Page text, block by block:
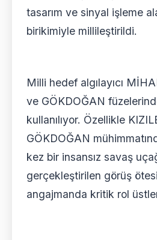
tasarım ve sinyal işleme
birikimiyle millileştirildi.
Milli hedef algılayıcı
ve GÖKDOĞAN
kullanılıyor. Özellikle
GÖKDOĞAN
kez bir insansız savaş
gerçekleştirilen görüş
angajmanda kritik rol